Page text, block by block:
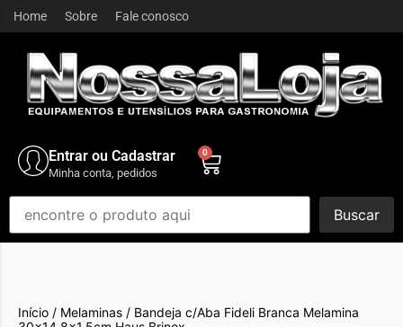
Home Sobre Fale conosco
Buscar
Entrar ou Cadastrar
Minha conta, pedidos
0
Início / Melaminas / Bandeja c/Aba Fideli Branca Melamina